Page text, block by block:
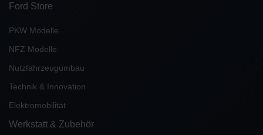
Ford Store
PKW Modelle
NFZ Modelle
Nutzfahrzeugumbau
Technik & Innovation
Elektromobilität
Werkstatt & Zubehör